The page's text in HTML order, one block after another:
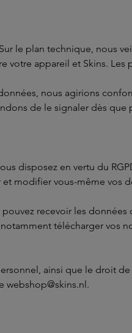
le plan technique, nous
appareil et Skins. Les
nous agirions
de le signaler dès que
disposez en vertu du
modifier vous-même vos
recevoir les données
télécharger vos
ainsi que le droit
webshop@skins.nl.